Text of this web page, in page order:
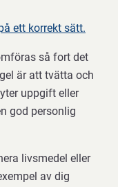
ett korrekt sätt.
så fort det
är att tvätta och
uppgift eller
god personlig
livsmedel eller
av dig